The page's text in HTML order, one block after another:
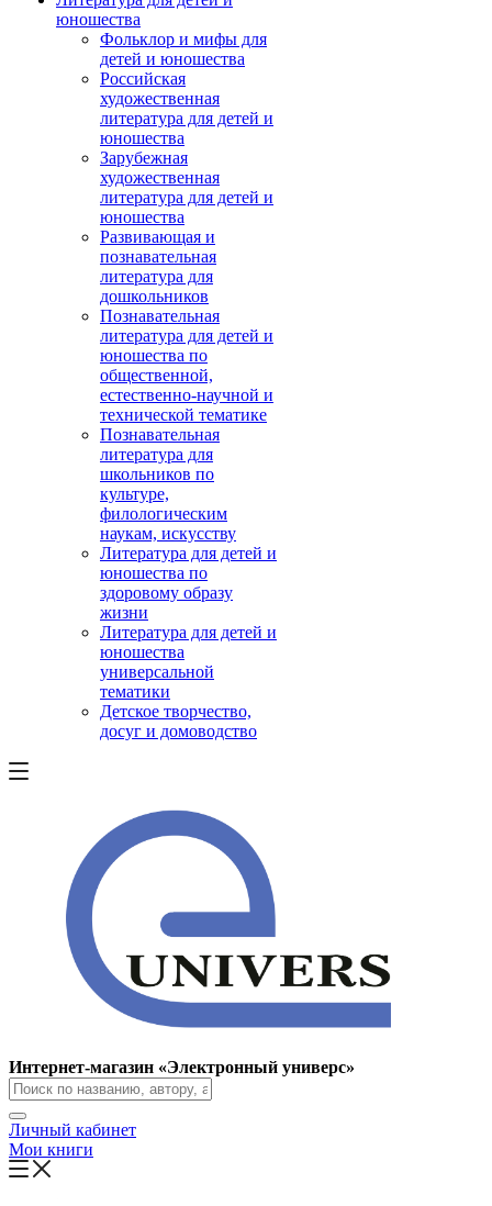
юношества
Фольклор и мифы для
детей и юношества
Российская
художественная
литература для детей и
юношества
Зарубежная
художественная
литература для детей и
юношества
Развивающая и
познавательная
литература для
дошкольников
Познавательная
литература для детей и
юношества по
общественной,
естественно-научной и
технической тематике
Познавательная
литература для
школьников по
культуре,
филологическим
наукам, искусству
Литература для детей и
юношества по
здоровому образу
жизни
Литература для детей и
юношества
универсальной
тематики
Детское творчество,
досуг и домоводство
Интернет-магазин «Электронный универс»
Личный кабинет
Мои книги